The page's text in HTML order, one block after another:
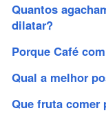
Quantos
dilatar?
Porque Café
Qual a melhor
Que fruta comer